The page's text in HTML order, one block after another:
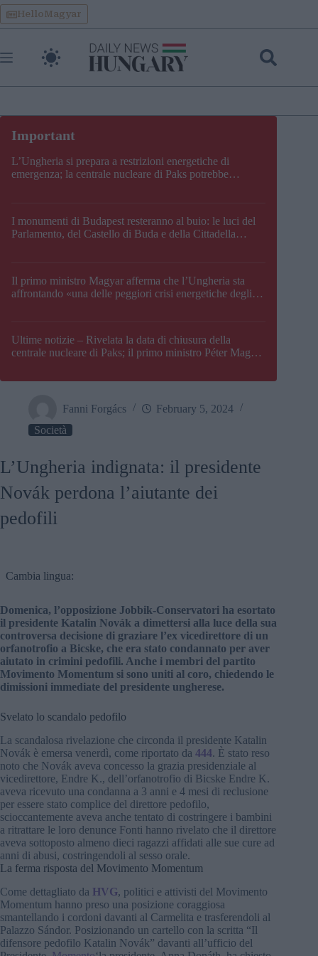
Skip
to
content
HelloMagyar
L’Ungheria si prepara a restrizioni energetiche di
emergenza; la centrale nucleare di Paks potrebbe
I monumenti di Budapest resteranno al buio: le luci del
Parlamento, del Castello di Buda e della Cittadella
Il primo ministro Magyar afferma che l’Ungheria sta
affrontando «una delle peggiori crisi energetiche degli
Ultime notizie – Rivelata la data di chiusura della
centrale nucleare di Paks; il primo ministro Péter Magyar
Fanni Forgács
February 5, 2024
Società
L’Ungheria indignata: il presidente
Novák perdona l’aiutante dei
pedofili
Cambia lingua:
Domenica, l’opposizione Jobbik-Conservatori ha esortato
il presidente Katalin Novák a dimettersi alla luce della sua
controversa decisione di graziare l’ex vicedirettore di un
orfanotrofio a Bicske, che era stato condannato per aver
aiutato in crimini pedofili. Anche i membri del partito
Movimento Momentum si sono uniti al coro, chiedendo le
dimissioni immediate del presidente ungherese.
Svelato lo scandalo pedofilo
La scandalosa rivelazione che circonda il presidente Katalin
Novák è emersa venerdì, come riportato da 444. È stato reso
noto che Novák aveva concesso la grazia presidenziale al
vicedirettore, Endre K., dell’orfanotrofio di Bicske Endre K.
aveva ricevuto una condanna a 3 anni e 4 mesi di reclusione
per essere stato complice del direttore pedofilo,
scioccantemente aveva anche tentato di costringere i bambini
a ritrattare le loro denunce Fonti hanno rivelato che il direttore
aveva sottoposto almeno dieci ragazzi affidati alle sue cure ad
anni di abusi, costringendoli al sesso orale.
La ferma risposta del Movimento Momentum
Come dettagliato da HVG, politici e attivisti del Movimento
Momentum hanno preso una posizione coraggiosa
smantellando i cordoni davanti al Carmelita e trasferendoli al
Palazzo Sándor. Posizionando un cartello con la scritta “Il
difensore pedofilo Katalin Novák” davanti all’ufficio del